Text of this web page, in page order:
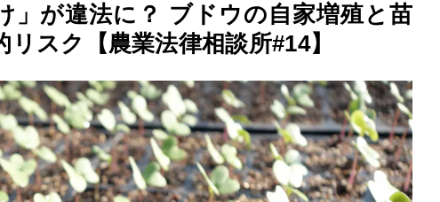
」が違法に？ ブドウの自家増殖と苗
スク【農業法律相談所#14】